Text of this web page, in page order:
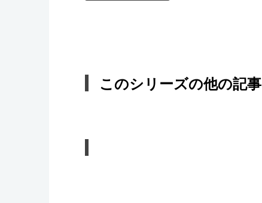
このシリーズの他の記事